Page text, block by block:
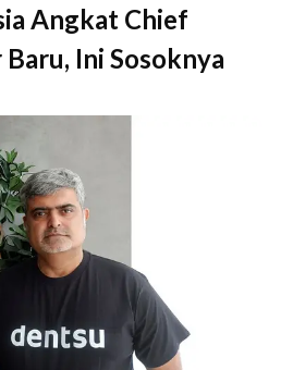
Angkat Chief
Ini Sosoknya